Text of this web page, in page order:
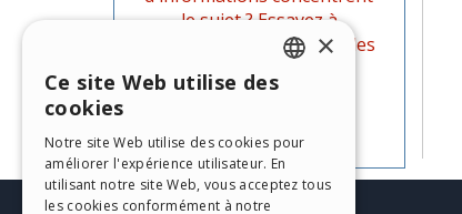
le sujet ? Essayez à
rechercher parmi les Guides
officiels de WebSite X5.
ENGLISH
GERMAN
SPANISH
×
Ce site Web utilise des
cookies
Notre site Web utilise des cookies pour
améliorer l'expérience utilisateur. En
utilisant notre site Web, vous acceptez tous
les cookies conformément à notre